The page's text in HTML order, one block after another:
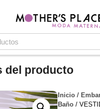
del producto
Inicio /
Baño /